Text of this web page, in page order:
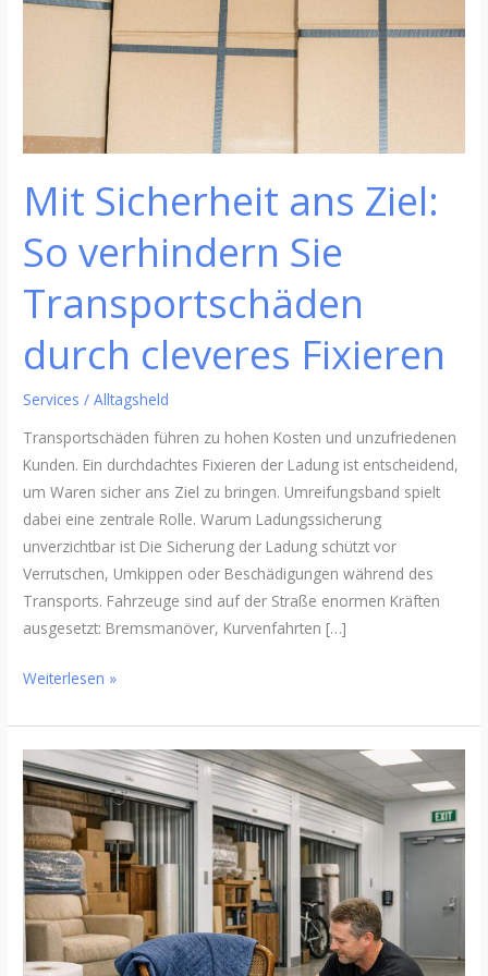
Mit Sicherheit ans Ziel:
So verhindern Sie
Transportschäden
durch cleveres Fixieren
Services /Alltagsheld
Transportschäden führen zu hohen Kosten und unzufriedenen
Kunden. Ein durchdachtes Fixieren der Ladung ist entscheidend,
um Waren sicher ans Ziel zu bringen. Umreifungsband spielt
dabei eine zentrale Rolle. Warum Ladungssicherung
unverzichtbar ist Die Sicherung der Ladung schützt vor
Verrutschen, Umkippen oder Beschädigungen während des
Transports. Fahrzeuge sind auf der Straße enormen Kräften
ausgesetzt: Bremsmanöver, Kurvenfahrten […]
verhindern
Transportschäden
Fixieren
Weiterlesen »
So
schaffen
Sie
mehr
Platz:
Praktische
Tipps
zur